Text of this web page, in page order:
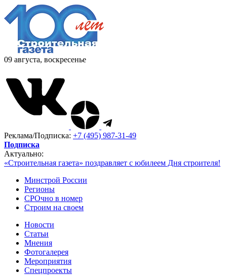
09 августа, воскресенье
Реклама/Подписка: +7 (495) 987-31-49
Подписка
Актуально:
«Строительная газета» поздравляет с юбилеем Дня строителя!
Минстрой России
Регионы
СРОчно в номер
Строим на своем
Новости
Статьи
Мнения
Фотогалерея
Мероприятия
Спецпроекты